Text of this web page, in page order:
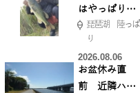
はやっぱりカ
バー撃ち
【45cmキャ
ッチ】
琵琶湖 陸っぱ
り
2026.08.06
お盆休み直
前 近隣ハゼ